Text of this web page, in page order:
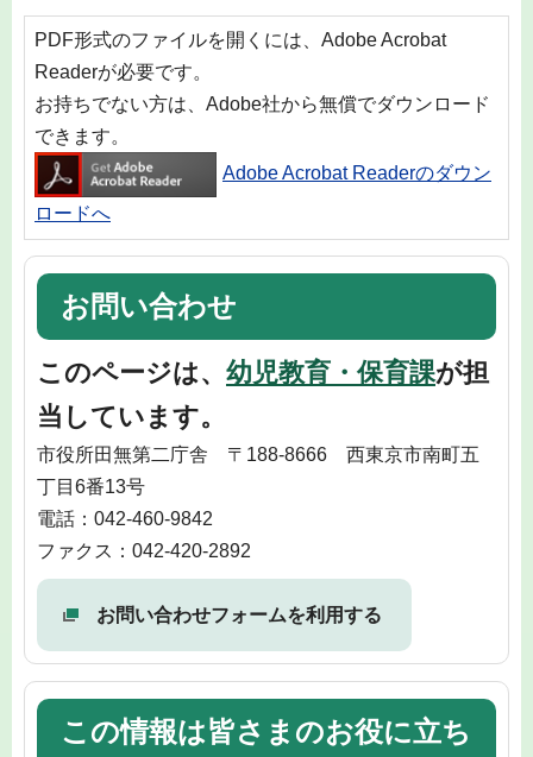
PDF形式のファイルを開くには、Adobe Acrobat
Readerが必要です。
お持ちでない方は、Adobe社から無償でダウンロード
できます。
Adobe Acrobat Readerのダウン
ロードへ
お問い合わせ
このページは、 幼児教育・保育課が担
当しています。
市役所田無第二庁舎 〒188-8666 西東京市南町五
丁目6番13号
電話：042-460-9842
ファクス：042-420-2892
お問い合わせフォームを利用する
この情報は皆さまのお役に立ち